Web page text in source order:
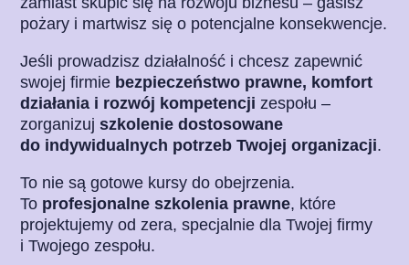
pożary i martwisz się o potencjalne konsekwencje.
Jeśli prowadzisz działalność i chcesz zapewnić
swojej firmie bezpieczeństwo prawne, komfort
działania i rozwój kompetencji zespołu –
zorganizujszkolenie dostosowane
do indywidualnych potrzeb Twojej organizacji.
To nie są gotowe kursy do obejrzenia.
To profesjonalne szkolenia prawne, które
projektujemy od zera, specjalnie dla Twojej firmy
i Twojego zespołu.